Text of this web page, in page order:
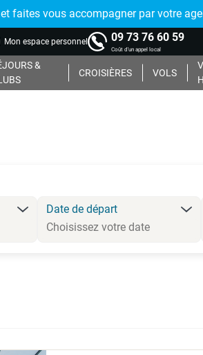
et faites vous accompagner par votre
Mon espace personnel 09 73 76 60 59
Coût d'un appel local
&
CROISIÈRES VOLS
Date de départ